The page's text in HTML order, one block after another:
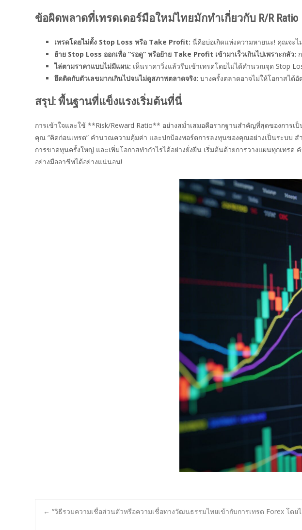
ข้อผิดพลาดที่เทรดเดอร์มือใหม่ไทยมักทำเกี่ยวกับ R/R Ratio
เทรดโดยไม่ตั้ง Stop Loss หรือ Take Profit: นี่คือบ่อเกิดแห่งความหายนะ! คุณจะไ
ย้าย Stop Loss ออกเพื่อ “รอดู” หรือย้าย Take Profit เข้ามาเร็วเกินไปเพราะกลัว:
ไล่ตามราคาแบบไม่มีแผน: เห็นราคาวิ่งแล้วรีบเข้าเทรดโดยไม่ได้คำนวณจุด Stop
ยึดติดกับตัวเลขมากเกินไปจนไม่ดูสภาพตลาดจริง: บางครั้งตลาดอาจไม่ให้โอกาสได้
สรุป: พื้นฐานที่แข็งแรงเริ่มต้นที่นี่
การเข้าใจและใช้ **Risk/Reward Ratio** อย่างสม่ำเสมอคือรากฐานสำคัญที่สุดของการเ
คุณ “คิดก่อนเทรด” คำนวณความคุ้มค่า และปกป้องพอร์ตการลงทุนของคุณอย่างเป็นระบบ
การขาดทุนครั้งใหญ่ และเพิ่มโอกาสทำกำไรได้อย่างยั่งยืน เริ่มต้นด้วยการวางแผนทุกเท
อย่างมืออาชีพได้อย่างแน่นอน!
Post
← “วิธีรวมความเชื่อส่วนตัวหรือความเชื่อทางวัฒนธรรมไทยเข้ากับการเทรด Forex โด